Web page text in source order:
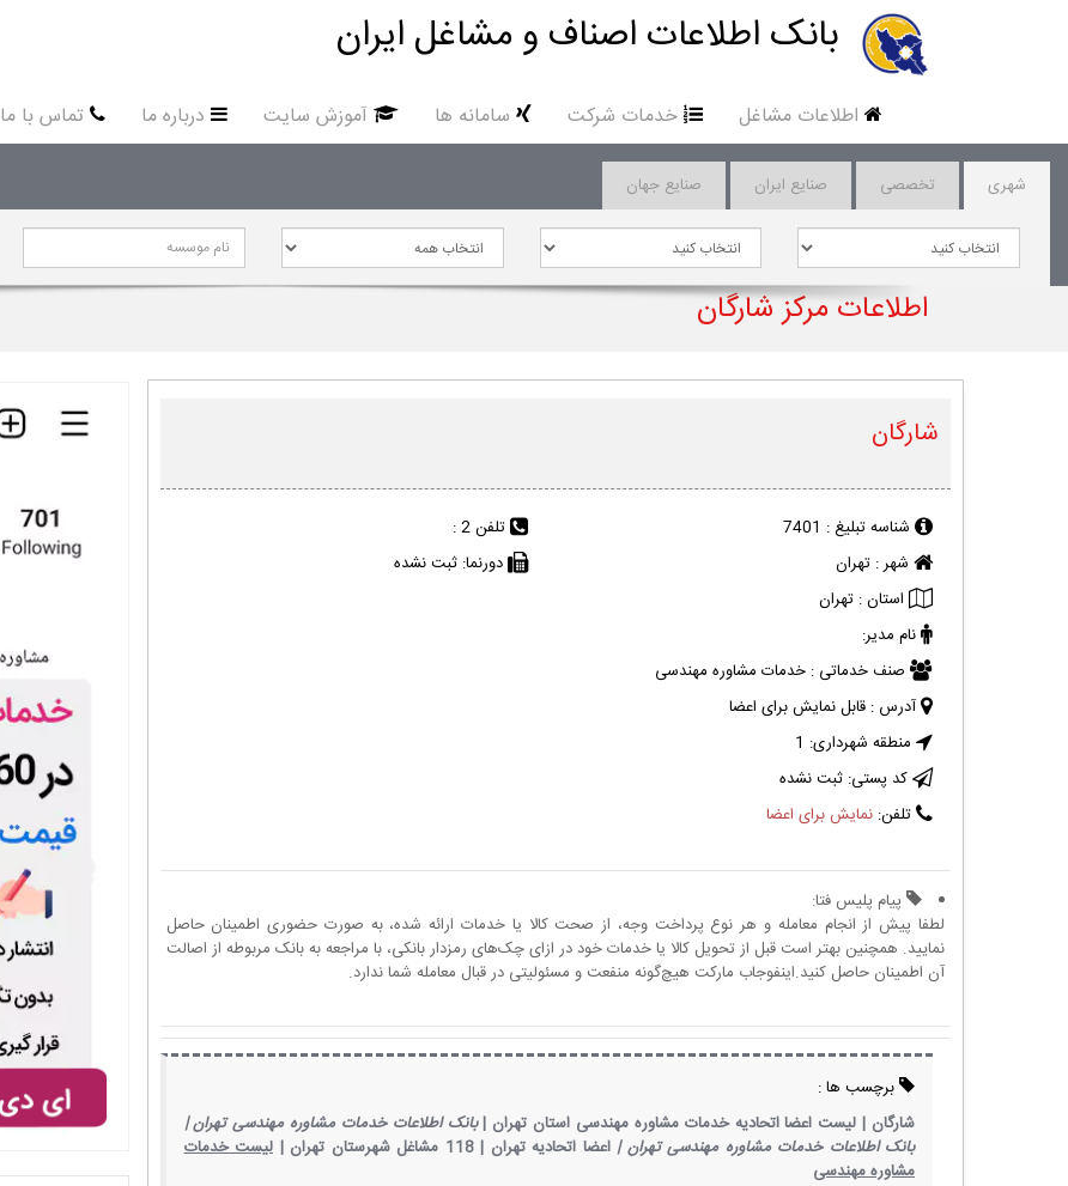
بانک اطلاعات اصناف و مشاغل ایران
اطلاعات مشاغل خدمات شرکت سامانه ها آموزش سایت درباره ما تماس با ما
شهری تخصصی صنایع ایران صنایع جهان
اطلاعات مرکز شارگان
شارگان
شناسه تبلیغ : 7401
شهر : تهران
استان : تهران
نام مدیر:
صنف خدماتی : خدمات مشاوره مهندسی
آدرس : قابل نمایش برای اعضا
منطقه شهرداری: 1
کد پستی: ثبت نشده
تلفن: نمایش برای اعضا
تلفن 2 :
دورنما: ثبت نشده
پیام پلیس فتا:
لطفا پیش از انجام معامله و هر نوع پرداخت وجه، از صحت کالا یا خدمات ارائه شده، به صورت حضوری اطمینان حاصل
نمایید. همچنین بهتر است قبل از تحویل کالا یا خدمات خود در ازای چک‌های رمزدار بانکی، با مراجعه به بانک مربوطه از اصالت
آن اطمینان حاصل کنید.اینفوجاب مارکت هیچ‌گونه منفعت و مسئولیتی در قبال معامله شما ندارد.
برچسب ها :
شارگان | لیست اعضا اتحادیه خدمات مشاوره مهندسی استان تهران | بانک اطلاعات خدمات مشاوره مهندسی تهران |
بانک اطلاعات خدمات مشاوره مهندسی تهران | اعضا اتحادیه تهران | 118 مشاغل شهرستان تهران |
لیست خدمات
مشاوره مهندسی